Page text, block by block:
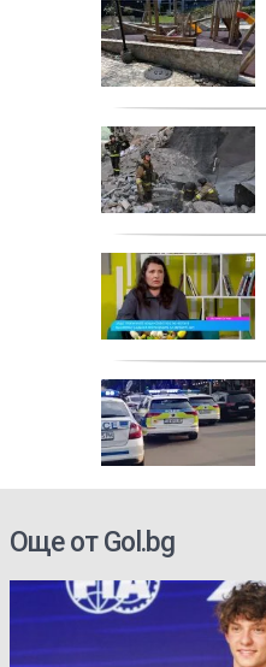
Още от Gol.bg